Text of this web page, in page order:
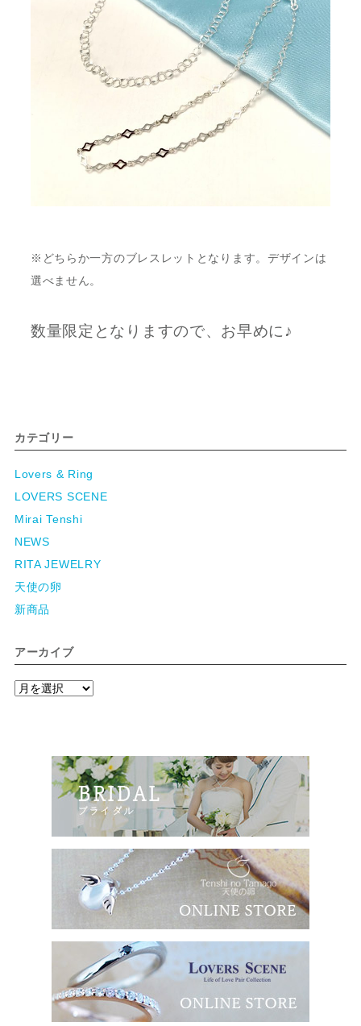
※どちらか一方のブレスレットとなります。デザインは
選べません。
数量限定となりますので、お早めに♪
カテゴリー
Lovers & Ring
LOVERS SCENE
Mirai Tenshi
NEWS
RITA JEWELRY
天使の卵
新商品
アーカイブ